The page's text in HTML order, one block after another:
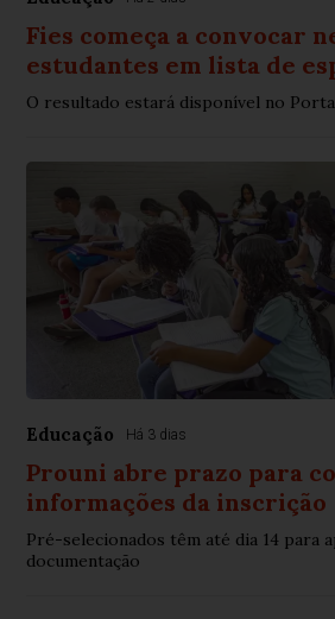
Fies começa a convocar
estudantes em lista de
O resultado estará disponível no
Educação Há 3 dias
Prouni abre prazo para
informações da inscrição
Pré-selecionados têm até dia 14 para
documentação